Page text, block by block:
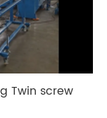
Twin screw